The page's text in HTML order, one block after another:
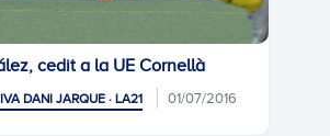
cedit a la UE Cornellà
DANI JARQUE · LA21 01/07/2016